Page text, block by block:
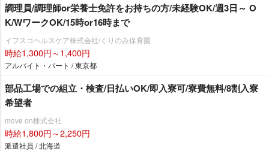
調理員/調理師or栄養士免許をお持ちの方/未経験OK/週3日～ O
K/WワークOK/15時or16時まで
イフスコヘルスケア株式会社/くりのみ保育園
時給1,300円～1,400円
アルバイト・パート / 東京都
部品工場での組立・検査/日払いOK/即入寮可/寮費無料/8割入寮
希望者
move on株式会社
時給1,800円～2,250円
派遣社員 / 北海道